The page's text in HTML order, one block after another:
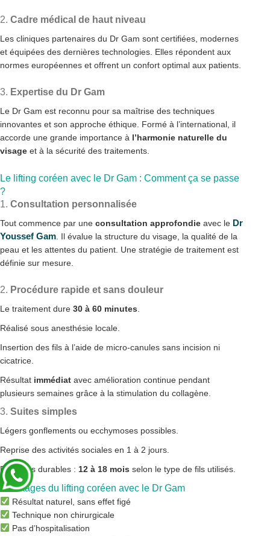
2. Cadre médical de haut niveau
Les cliniques partenaires du Dr Gam sont certifiées, modernes
et équipées des dernières technologies. Elles répondent aux
normes européennes et offrent un confort optimal aux patients.
3. Expertise du Dr Gam
Le Dr Gam est reconnu pour sa maîtrise des techniques
innovantes et son approche éthique. Formé à l’international, il
accorde une grande importance à l’harmonie naturelle du
visage et à la sécurité des traitements.
Le lifting coréen avec le Dr Gam : Comment ça se passe
?
1. Consultation personnalisée
Tout commence par une consultation approfondie avec le Dr
Youssef Gam . Il évalue la structure du visage, la qualité de la
peau et les attentes du patient. Une stratégie de traitement est
définie sur mesure.
2. Procédure rapide et sans douleur
Le traitement dure 30 à 60 minutes
Réalisé sous anesthésie locale.
Insertion des fils à l’aide de micro-canules sans incision ni
cicatrice.
Résultat immédiat avec amélioration continue pendant
plusieurs semaines grâce à la stimulation du collagène.
3. Suites simples
Légers gonflements ou ecchymoses possibles.
Reprise des activités sociales en 1 à 2 jours.
Résultats durables : 12 à 18 mois selon le type de fils utilisés.
Avantages du lifting coréen avec le Dr Gam
Résultat naturel, sans effet figé
Technique non chirurgicale
Pas d’hospitalisation